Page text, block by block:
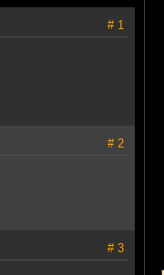
# 1
# 2
# 3